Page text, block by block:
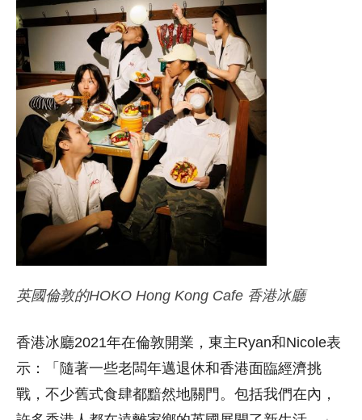
英國倫敦的HOKO Hong Kong Cafe 香港冰廳
香港冰廳2021年在倫敦開業，東主Ryan和Nicole表
示：「隨著一些老闆年邁退休和香港面臨經濟挑
戰，不少舊式食肆都黯然地關門。包括我們在內，